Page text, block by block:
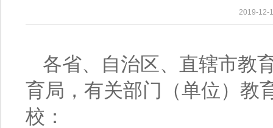
2019-12-
各省、自治区、直辖市教
育局，有关部门（单位）教
校：